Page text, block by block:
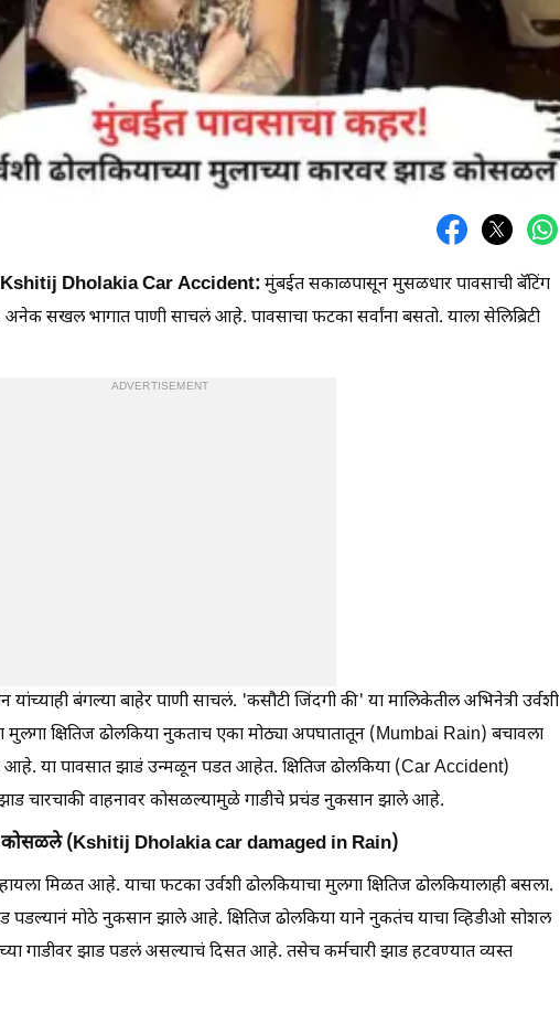
Dholakia Car Accident:मुंबईत सकाळपासून मुसळधार पावसाची बॅटिंग
सखल भागात पाणी साचलं आहे. पावसाचा फटका सर्वांना बसतो. याला सेलिब्रिटी
ADVERTISEMENT
यांच्याही बंगल्या बाहेर पाणी साचलं. 'कसौटी जिंदगी की' या मालिकेतील अभिनेत्री उर्वशी
क्षितिज ढोलकिया नुकताच एका मोठ्या अपघातातून (Mumbai Rain) बचावला
या पावसात झाडं उन्मळून पडत आहेत. क्षितिज ढोलकिया (Car Accident)
चारचाकी वाहनावर कोसळल्यामुळे गाडीचे प्रचंड नुकसान झाले आहे.
कोसळले (Kshitij Dholakia car damaged in Rain)
मिळत आहे. याचा फटका उर्वशी ढोलकियाचा मुलगा क्षितिज ढोलकियालाही बसला.
पडल्यानं मोठे नुकसान झाले आहे. क्षितिज ढोलकिया याने नुकतंच याचा व्हिडीओ सोशल
गाडीवर झाड पडलं असल्याचं दिसत आहे. तसेच कर्मचारी झाड हटवण्यात व्यस्त